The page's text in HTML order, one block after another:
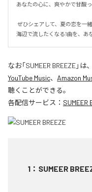
あなたの心に、爽やかで甘酸
海辺で流したくなる1曲を、あ
なお「SUMEER BREEZE」は、
YouTube Music、 Amazon
聴くことができる。
各配信サービス： SUMEER
1 ： SUMEER